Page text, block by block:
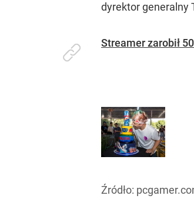
dyrektor generalny
Streamer zarobił
Źródło: